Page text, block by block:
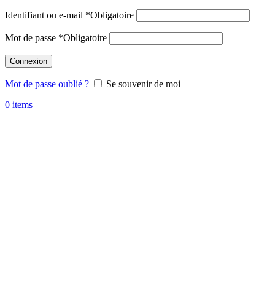
Identifiant ou e-mail *Obligatoire
Mot de passe *Obligatoire
Connexion
Mot de passe oublié ?
Se souvenir de moi
0 items